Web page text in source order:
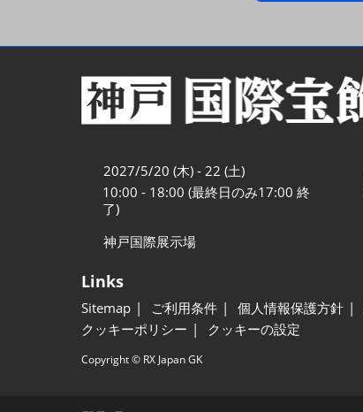
2027/5/20 (木) - 22 (土)
10:00 - 18:00 (最終日のみ17:00 終
了)
神戸国際展示場
Links
Sitemap ご利用条件 個人情報保護方針
クッキーポリシー
クッキーの設定
Copyright © RX Japan GK